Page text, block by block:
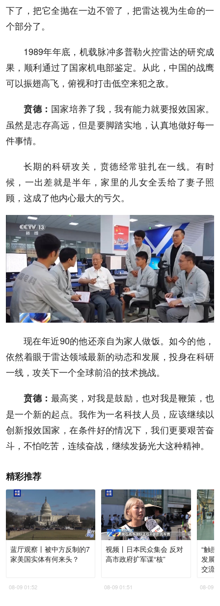
下了，把它全抛在一边不管了，把雷达视为生命的一
个部分了。
1989年年底，机载脉冲多普勒火控雷达的研究成
果，顺利通过了国家机电部鉴定。从此，中国的战鹰
可以振翅高飞，俯视和打击低空来犯之敌。
贲德： 国家培养了我，我有能力就要报效国家。
虽然是志存高远，但是要脚踏实地，认真地做好每一
件事情。
长期的科研攻关，贲德经常驻扎在一线。有时
候，一出差就是半年，家里的儿女全丢给了妻子照
顾，这成了他内心最大的亏欠。
现在年近90的他还亲自为家人做饭。如今的他，
依然着眼于雷达领域最新的动态和发展，投身在科研
一线，攻关下一个全球前沿的技术挑战。
贲德： 最高奖，对我是鼓励，也对我是鞭策，也
是一个新的起点。我作为一名科技人员，应该继续以
创新报效国家，在条件好的情况下，我们更要艰苦奋
斗，不怕吃苦，连续奋战，继续发扬光大这种精神。
精彩推荐
蓝厅观察丨被中方反制的7
家美国实体有何来头？
08-09 01:52
视频丨日本民众集会 反对
高市政府扩军谋“核”
08-09 01:51
“触
发展
交流
08-09